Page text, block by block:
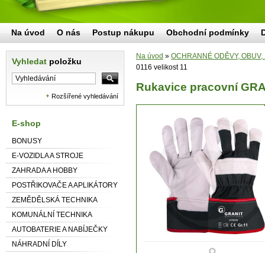
Vyhledat položku
Rozšířené vyhledávání
E-shop
BONUSY
E-VOZIDLA A STROJE
ZAHRADA A HOBBY
POSTŘIKOVAČE A APLIKÁTORY
ZEMĚDĚLSKÁ TECHNIKA
KOMUNÁLNÍ TECHNIKA
AUTOBATERIE A NABÍJEČKY
NÁHRADNÍ DÍLY
Na úvod » OCHRANNÉ ODĚVY,
0116 velikost 11
Rukavice pracovní
Na úvod O nás Postup nákupu Obchodní podmínky